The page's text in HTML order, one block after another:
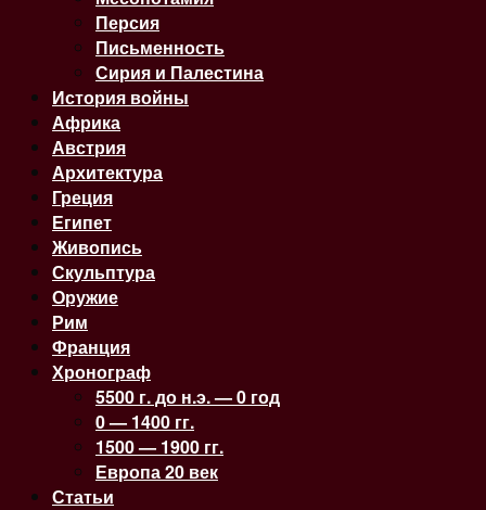
Персия
Письменность
Сирия и Палестина
История войны
Африка
Австрия
Архитектура
Греция
Египет
Живопись
Скульптура
Оружие
Рим
Франция
Хронограф
5500 г. до н.э. — 0 год
0 — 1400 гг.
1500 — 1900 гг.
Европа 20 век
Статьи